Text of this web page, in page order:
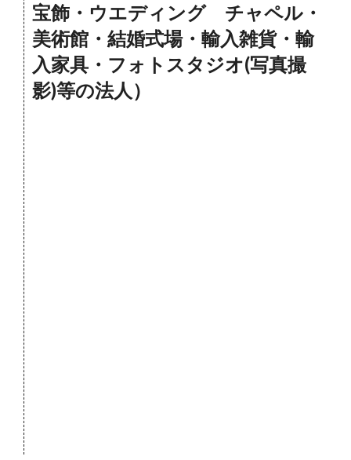
宝飾・ウエディング チャペル・
美術館・結婚式場・輸入雑貨・輸
入家具・フォトスタジオ(写真撮
影)等の法人）